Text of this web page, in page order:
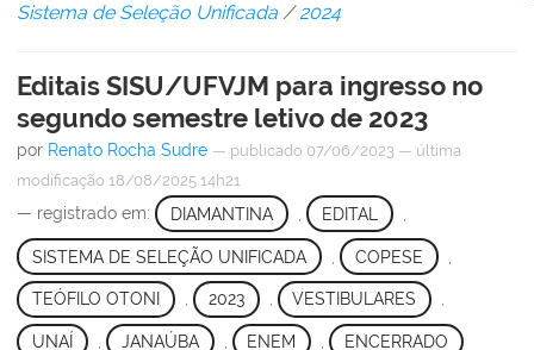
Sistema de Seleção Unificada /2024
Editais SISU/UFVJM para ingresso no
segundo semestre letivo de 2023
por Renato Rocha Sudre — publicado 07/06/2023 — última
modificação 18/08/2025 14h21
— registrado em: DIAMANTINA EDITAL
SISTEMA DE SELEÇÃO UNIFICADA COPESE
TEÓFILO OTONI , 2023 , VESTIBULARES ,
UNAÍ JANAÚBA ENEM , ENCERRADO